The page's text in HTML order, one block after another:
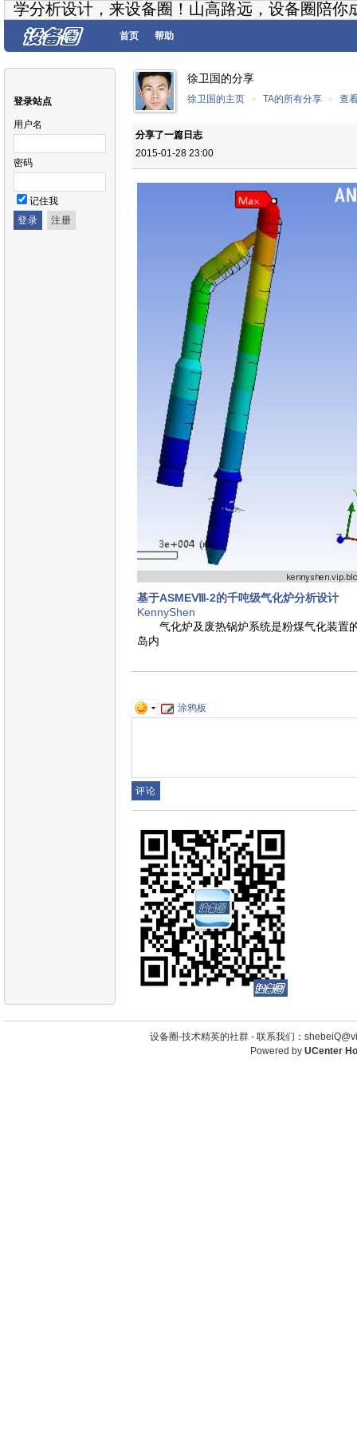
学分析设计，来设备圈！山高路远，设备圈陪你
首页 帮助
登录站点
用户名
密码
记住我
徐卫国的分享
徐卫国的主页 » TA的所有分享 » 查
分享了一篇日志
2015-01-28 23:00
基于ASMEⅧ-2的千吨级气化炉分析设计
KennyShen
气化炉及废热锅炉系统是粉煤气化装置的
岛内
涂鸦板
设备圈-技术精英的社群 - 联系我们：
Powered by UCenter